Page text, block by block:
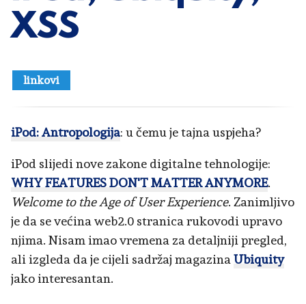
XSS
linkovi
iPod: Antropologija: u čemu je tajna uspjeha?
iPod slijedi nove zakone digitalne tehnologije:
WHY FEATURES DON'T MATTER ANYMORE.
Welcome to the Age of User Experience. Zanimljivo
je da se većina web2.0 stranica rukovodi upravo
njima. Nisam imao vremena za detaljniji pregled,
ali izgleda da je cijeli sadržaj magazina Ubiquity
jako interesantan.